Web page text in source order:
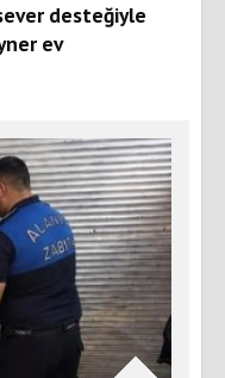
desteğiyle
ev